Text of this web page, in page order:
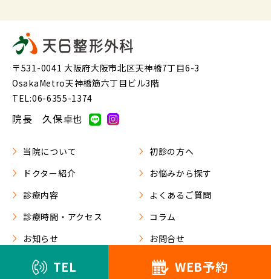
TEL WEB予約
〒531-0041 大阪府大阪市北区天神橋7丁目6-3
OsakaMetro天神橋筋六丁目ビル3階
TEL:06-6355-1374
院長 久保卓也
当院について
初診の方へ
ドクター紹介
お悩みから探す
診療内容
よくあるご質問
診療時間・アクセス
コラム
お知らせ
お問合せ
天6整形外科 2022. All Rights Reserved